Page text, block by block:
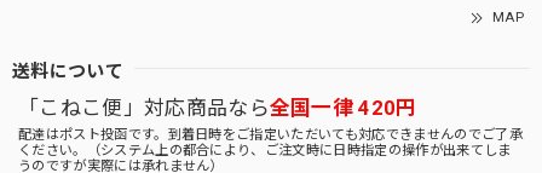
MAP
送料について
「こねこ便」対応商品なら全国一律 420円
配達はポスト投函です。到着日時をご指定いただいても対応できませんのでご了承
ください。（システム上の都合により、ご注文時に日時指定の操作が出来てしま
うのですが実際には承れません）